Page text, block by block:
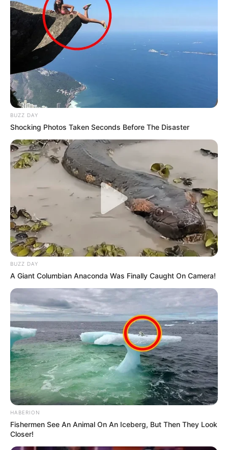
BUZZ DAY
Shocking Photos Taken Seconds Before The Disaster
BUZZ DAY
A Giant Columbian Anaconda Was Finally Caught On Camera!
HABERION
Fishermen See An Animal On An Iceberg, But Then They Look
Closer!